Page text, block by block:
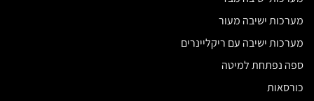
מערכות ישיבה מעור
מערכות ישיבה עם ריקליינרים
ספה נפתחת למיטה
כורסאות